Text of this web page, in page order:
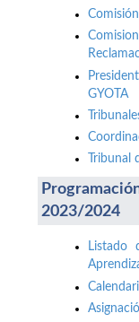
GYOTA
Tribunal
2023/2024
Listado